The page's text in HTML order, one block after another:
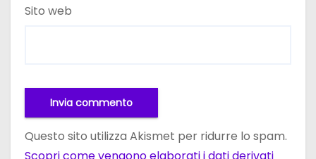
Sito web
Questo sito utilizza Akismet per ridurre lo spam.
Scopri come vengono elaborati i dati derivati